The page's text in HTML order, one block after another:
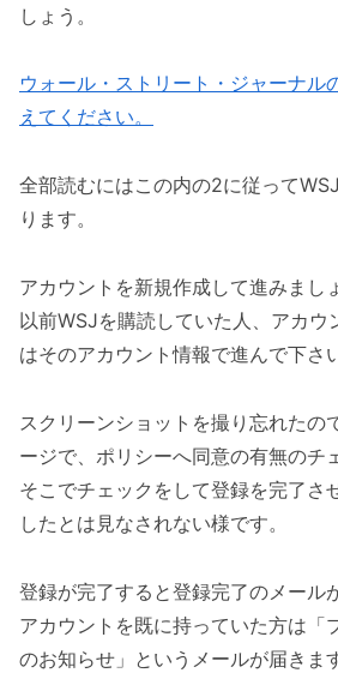
しょう。
ウォール・ストリート・ジャーナル
えてください。
全部読むにはこの内の2に従って
ります。
アカウントを新規作成して進みまし
以前WSJを購読していた人、アカウ
はそのアカウント情報で進んで下さい
スクリーンショットを撮り忘れたの
ージで、ポリシーへ同意の有無のチ
そこでチェックをして登録を完了さ
したとは見なされない様です。
登録が完了すると登録完了のメール
アカウントを既に持っていた方は「
のお知らせ」というメールが届きます